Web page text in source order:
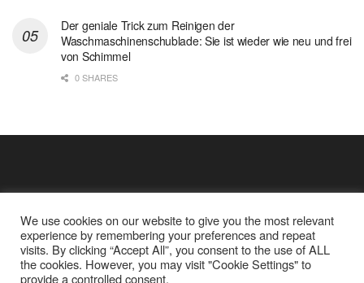
Der geniale Trick zum Reinigen der
Waschmaschinenschublade: Sie ist wieder wie neu und frei
von Schimmel
0 SHARES
Cookie Policy
Datenschutz
We use cookies on our website to give you the most relevant
experience by remembering your preferences and repeat
visits. By clicking “Accept All”, you consent to the use of ALL
the cookies. However, you may visit "Cookie Settings" to
provide a controlled consent.